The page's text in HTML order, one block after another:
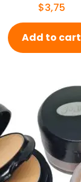
$3,75
Add to cart